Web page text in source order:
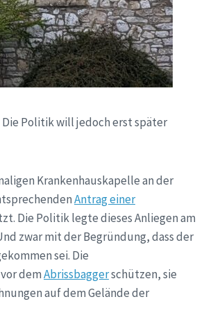
Die Politik will jedoch erst später
Krankenhauskapelle an der
Antrag einer
Die Politik legte dieses Anliegen am
zwar mit der Begründung, dass der
sei. Die
demAbrissbaggerschützen, sie
auf dem Gelände der